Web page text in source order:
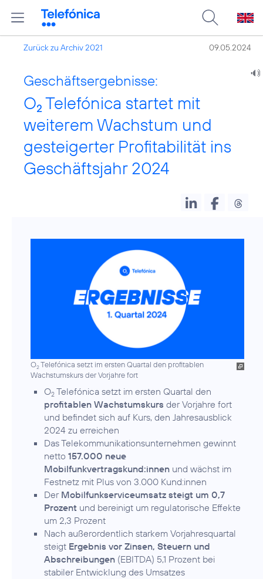
Zurück zu Archiv 2021 09.05.2024
Geschäftsergebnisse:
O2 Telefónica startet mit
weiterem Wachstum und
gesteigerter Profitabilität ins
Geschäftsjahr 2024
O2Telefónica setzt im ersten Quartal den profitablen
Wachstumskurs der Vorjahre fort
O2 Telefónica setzt im ersten Quartal den
profitablen Wachstumskurs der Vorjahre fort
und befindet sich auf Kurs, den Jahresausblick
2024 zu erreichen
Das Telekommunikationsunternehmen gewinnt
netto 157.000 neue
Mobilfunkvertragskund:innen und wächst im
Festnetz mit Plus von 3.000 Kund:innen
Der Mobilfunkserviceumsatz steigt um 0,7
Prozent und bereinigt um regulatorische Effekte
um 2,3 Prozent
Nach außerordentlich starkem Vorjahresquartal
steigt Ergebnis vor Zinsen, Steuern und
Abschreibungen (EBITDA) 5,1 Prozent bei
stabiler Entwicklung des Umsatzes